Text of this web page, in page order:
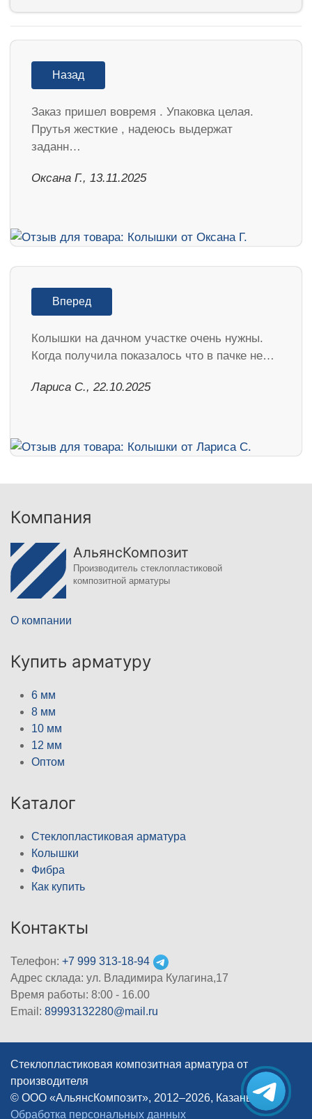
Назад
Заказ пришел вовремя . Упаковка целая.
Прутья жесткие , надеюсь выдержат
заданн…
Оксана Г., 13.11.2025
Вперед
Колышки на дачном участке очень нужны.
Когда получила показалось что в пачке не…
Лариса С., 22.10.2025
Компания
АльянсКомпозит
Производитель стеклопластиковой
композитной арматуры
О компании
Купить арматуру
6 мм
8 мм
10 мм
12 мм
Оптом
Каталог
Стеклопластиковая арматура
Колышки
Фибра
Как купить
Контакты
Телефон: +7 999 313-18-94
Адрес склада: ул. Владимира Кулагина,17
Время работы: 8:00 - 16.00
Email: 89993132280@mail.ru
Стеклопластиковая композитная арматура от
производителя
© ООО «АльянсКомпозит», 2012–2026, Казань
|
Обработка персональных данных